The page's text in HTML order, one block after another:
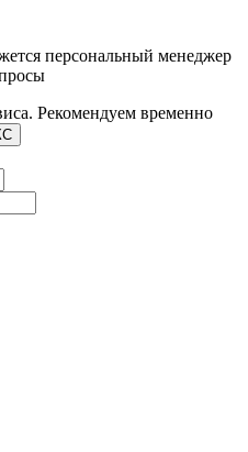
персональный менеджер
Рекомендуем временно